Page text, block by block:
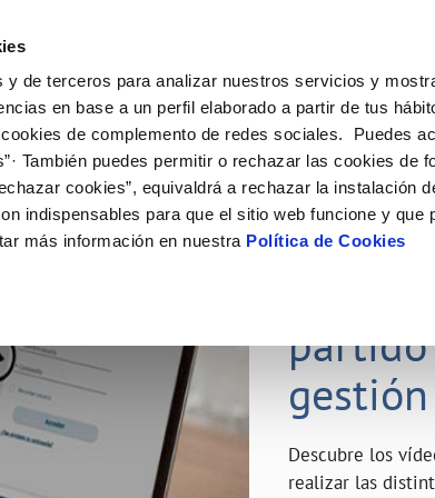
y de terceros para analizar nuestros servicios y
en base a un perfil elaborado a partir de tus
de complemento de redes sociales. Puedes
También puedes permitir o rechazar las cookies de
cookies”, equivaldrá a rechazar la instalación
indispensables para que el sitio web funcione y que
más información en nuestra Política de Cookies
de titular
de suministro
MODIFICACIÓN DE
Actualizar datos
Actualizar datos
VER TODAS LAS GESTIONES
Tu Servicio
AL CLIENTE
contacto
de fuga interior
COMPROMISO DE
Carta de compromisos
Customer Counsel
Tu Agua
del agua
CUIDADOS DEL AGUA
Consejos de ahorro
Depósitos de reserva
Conócenos
DE GESTIÓN Y CERTIFICADOS
23 ABR 2020
Descubre los
realizar las